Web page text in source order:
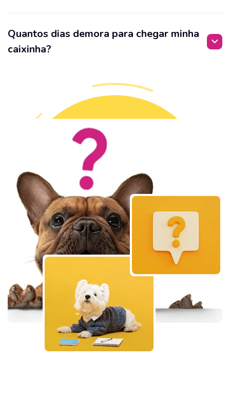
Quantos dias demora para chegar minha
caixinha?